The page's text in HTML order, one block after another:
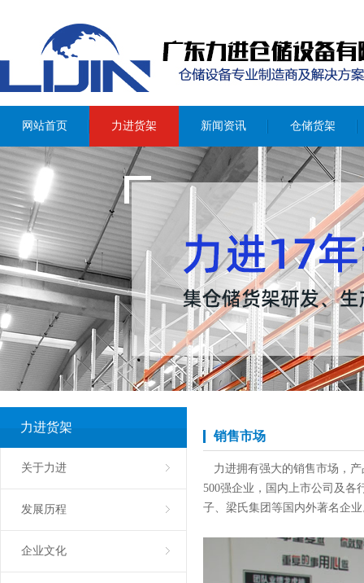
网站首页 力进货架 新闻资讯 仓储货架
力进货架
关于力进
发展历程
企业文化
重型货架
阁楼式货架
钢结构平台
轻型货架
中型货架
模具架
通廊式货架
悬臂式货架
角钢货架
蘑菇架
销售市场
力进拥有强大的销售市场，产
500强企业，国内上市公司及各
子、梁氏集团等国内外著名企